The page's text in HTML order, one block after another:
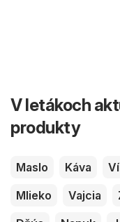
V letákoch
produkty
Maslo Káva
Mlieko
Vajcia